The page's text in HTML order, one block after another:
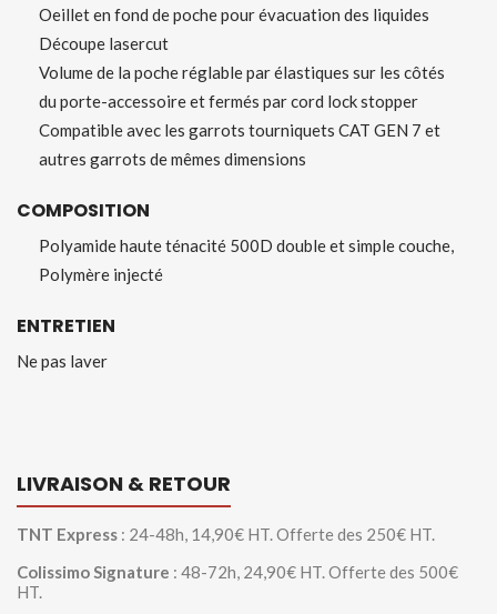
Oeillet en fond de poche pour évacuation des liquides
Découpe lasercut
Volume de la poche réglable par élastiques sur les côtés
du porte-accessoire et fermés par cord lock stopper
Compatible avec les garrots tourniquets CAT GEN 7 et
autres garrots de mêmes dimensions
COMPOSITION
Polyamide haute ténacité 500D double et simple couche,
Polymère injecté
ENTRETIEN
Ne pas laver
LIVRAISON & RETOUR
TNT Express : 24-48h, 14,90€ HT. Offerte des 250€ HT.
Colissimo Signature : 48-72h, 24,90€ HT. Offerte des 500€
HT.